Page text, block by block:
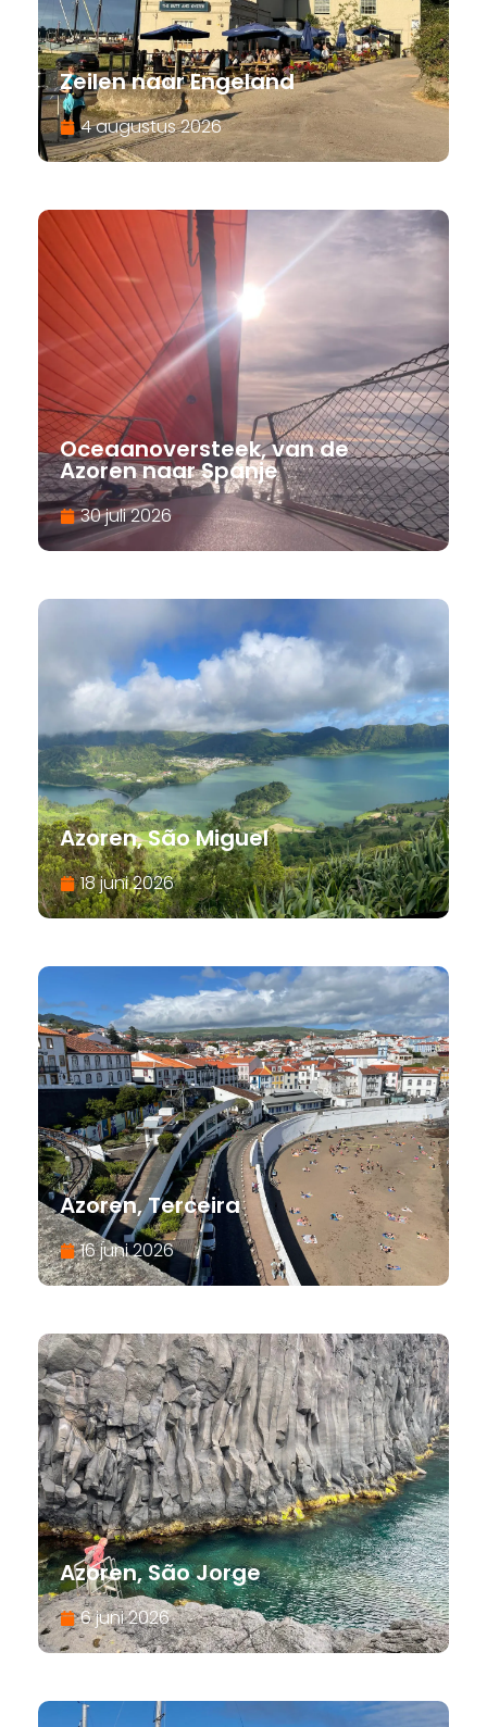
Zeilen naar Engeland
4 augustus 2026
Oceaanoversteek, van de
Azoren naar Spanje
30 juli 2026
Azoren, São Miguel
18 juni 2026
Azoren, Terceira
16 juni 2026
Azoren, São Jorge
6 juni 2026